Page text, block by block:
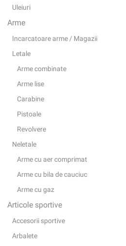
Uleiuri
Arme
Incarcatoare arme / Magazii
Letale
Arme combinate
Arme lise
Carabine
Pistoale
Revolvere
Neletale
Arme cu aer comprimat
Arme cu bila de cauciuc
Arme cu gaz
Articole sportive
Accesorii sportive
Arbalete